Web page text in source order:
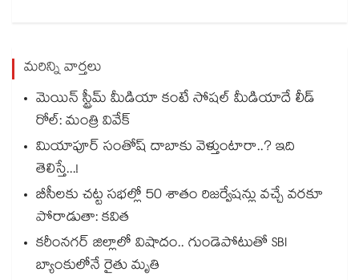
మరిన్ని వార్తలు
మెయిన్ స్ట్రీమ్ మీడియా కంటే సోషల్ మీడియాదే లీడ్
రోల్: మంత్రి వివేక్
మియాపూర్ సంతోష్ దాబాకు వెళ్తుంటారా..? ఇది
తెలిస్తే...!
బీసీలకు చట్ట సభల్లో 50 శాతం రిజర్వేషన్లు వచ్చే వరకూ
పోరాడుతా: కవిత
కరీంనగర్ జిల్లాలో విషాదం.. గుండెపోటుతో SBI
బ్యాంకులోనే రైతు మృతి